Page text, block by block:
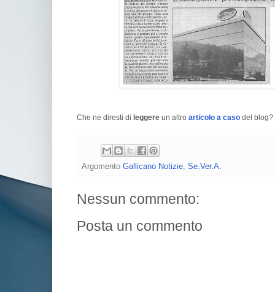
Che ne diresti di leggere un altro articolo a caso del blog?
Argomento Gallicano Notizie Se.Ver.A.
Nessun commento:
Posta un commento